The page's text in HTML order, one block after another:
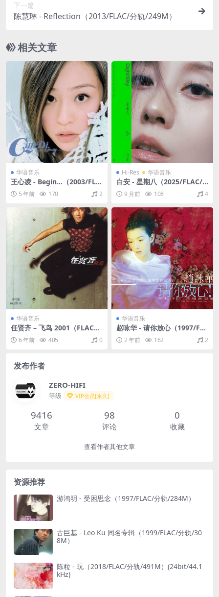
下一篇
陈慧琳 - Reflection（2013/FLAC/分轨/249M）
相关文章
华语音乐
王心凌 - Begin...（2003/FLA
C/分轨/276M）
5 年前 170 2
Hi-Res 华语音乐
白安 - 星期八（2025/FLAC/
分轨/372M）(24bit/48kHz)
9 月前 108 4
华语音乐
任贤齐 – 飞鸟 2001（FLAC+C
UE/分轨/688M）
6 年前 405 0
华语音乐
赵咏华 - 请你放心（1997/FL
AC/分轨/282M）
2 年前 162 2
发布作者
ZERO-HIFI
等级 VIP会员[永久]
9416
文章
98
评论
0
收藏
查看作者其他文章
资源推荐
游鸿明 - 受困思念（1997/FLAC/分轨/284M）
古巨基 - Leo Ku 同名专辑（1999/FLAC/分轨/30
8M）
陈粒 - 玩（2018/FLAC/分轨/491M）(24bit/44.1
kHz)